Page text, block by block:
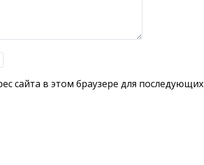
сайта в этом браузере для последующих